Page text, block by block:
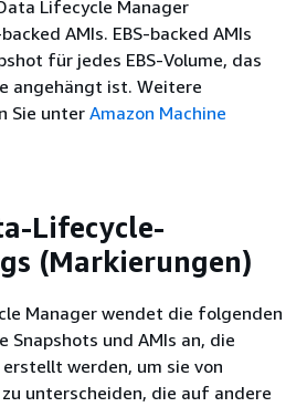
Lifecycle Manager
AMIs. EBS-backed AMIs
für jedes EBS-Volume, das
angehängt ist. Weitere
Sie unter Amazon Machine
Lifecycle-
(Markierungen)
Manager wendet die folgenden
Snapshots und AMIs an, die
werden, um sie von
unterscheiden, die auf andere